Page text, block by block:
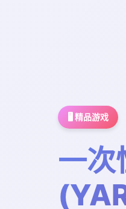
🖥️ 精品游戏
一次